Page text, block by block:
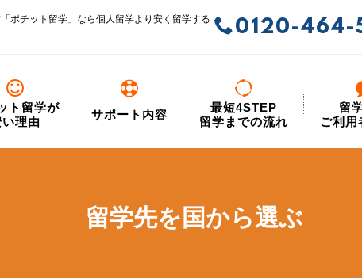
ポチット留学」なら個人留学より安く留学する
0120-464-
ト留学が
理由
サポート内容
最短4STEP
留学までの流れ
留
ご利用
留学先を国から選ぶ